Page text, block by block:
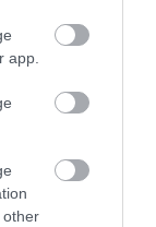
app.
other